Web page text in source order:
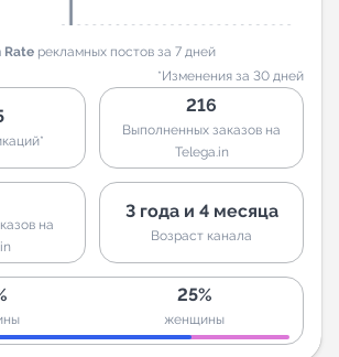
Rate рекламных постов за 7 дней
*Изменения за 30 дней
216
Выполненных заказов на
Telega.in
на
3 года и 4 месяца
Возраст канала
25%
женщины